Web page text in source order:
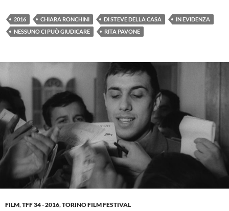
2016 CHIARA RONCHINI DI STEVE DELLA CASA
IN EVIDENZA
NESSUNO CI PUÒ GIUDICARE
RITA PAVONE
FILM,TFF 34 - 2016,TORINO FILM FESTIVAL